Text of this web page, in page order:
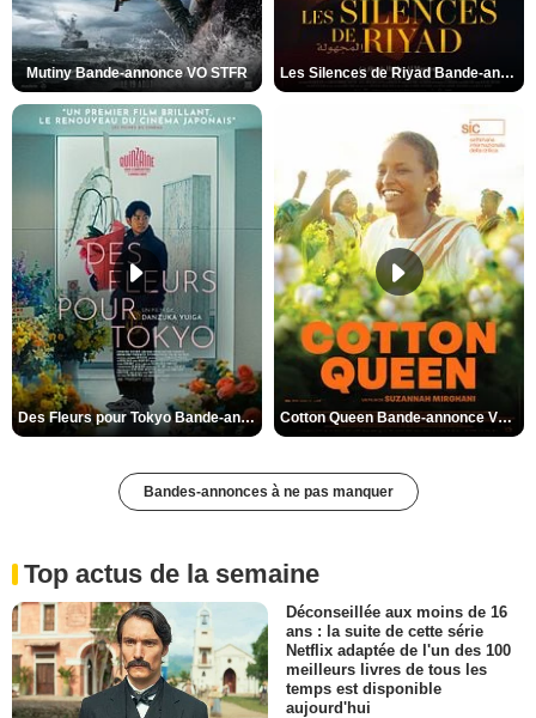
Mutiny Bande-annonce VO STFR Les Silences de Riyad Bande-annonce VO STFR
Des Fleurs pour Tokyo Bande-annonce VO STFR Cotton Queen Bande-annonce VO STFR
Bandes-annonces à ne pas manquer
Top actus de la semaine
Déconseillée aux moins de 16
ans : la suite de cette série
Netflix adaptée de l'un des 100
meilleurs livres de tous les
temps est disponible
aujourd'hui